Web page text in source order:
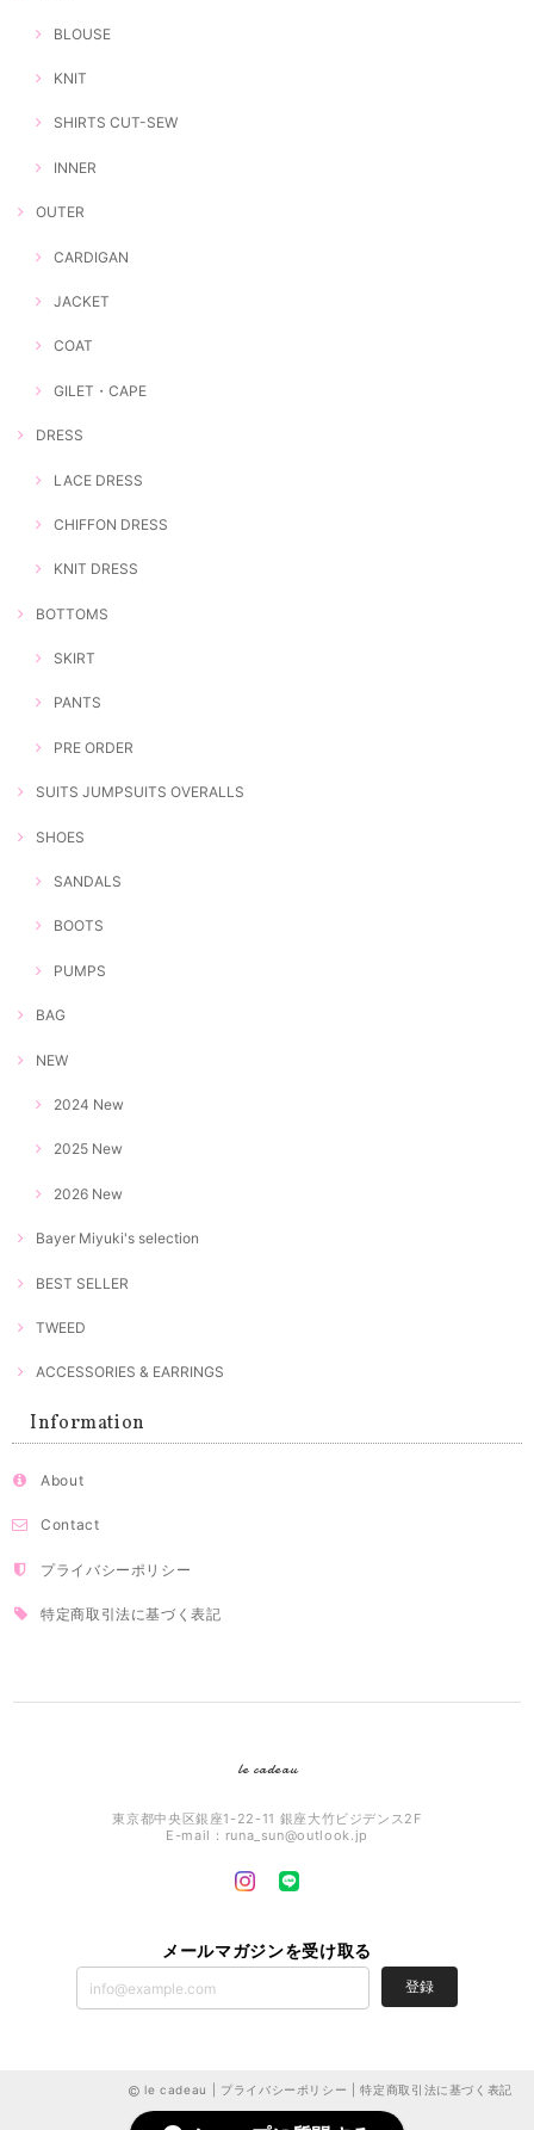
BLOUSE
KNIT
SHIRTS CUT-SEW
INNER
OUTER
CARDIGAN
JACKET
COAT
GILET・CAPE
DRESS
LACE DRESS
CHIFFON DRESS
KNIT DRESS
BOTTOMS
SKIRT
PANTS
PRE ORDER
SUITS JUMPSUITS OVERALLS
SHOES
SANDALS
BOOTS
PUMPS
BAG
NEW
2024 New
2025 New
2026 New
Bayer Miyuki's selection
BEST SELLER
TWEED
ACCESSORIES & EARRINGS
Information
About
Contact
プライバシーポリシー
特定商取引法に基づく表記
le cadeau
東京都中央区銀座1-22-11 銀座大竹ビジデンス2F
E-mail： runa_sun@outlook.jp
メールマガジンを受け取る
登録
le cadeau | プライバシーポリシー |特定商取引法に基づく表記